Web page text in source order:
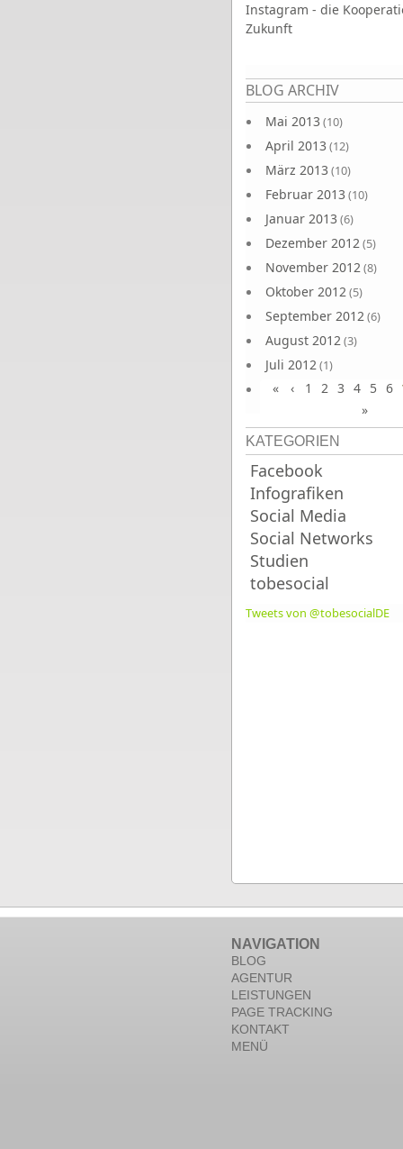
Instagram - die
Zukunft
BLOG ARCHIV
Mai 2013 (10)
April 2013 (12)
März 2013 (10)
Februar 2013 (10)
Januar 2013 (6)
Dezember 2012(5)
November 2012(8)
Oktober 2012(5)
September 2012(6)
August 2012(3)
Juli 2012(1)
Juni 2012(4)
Seiten
« ‹ 1 2 3 4 5 6
»
KATEGORIEN
Facebook
Infografiken
Social Media
Social Networks
Studien
tobesocial
Tweets von @tobesocialDE
NAVIGATION
BLOG
AGENTUR
LEISTUNGEN
PAGE TRACKING
KONTAKT
MENÜ